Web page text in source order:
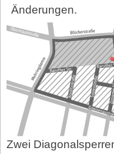
Änderungen.
Zwei